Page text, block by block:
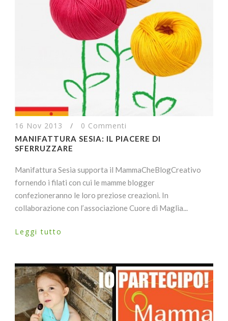
16 Nov 2013 / 0 Commenti
MANIFATTURA SESIA: IL PIACERE DI
SFERRUZZARE
Manifattura Sesia supporta il MammaCheBlogCreativo
fornendo i filati con cui le mamme blogger
confezioneranno le loro preziose creazioni. In
collaborazione con l’associazione Cuore di Maglia...
Leggi tutto